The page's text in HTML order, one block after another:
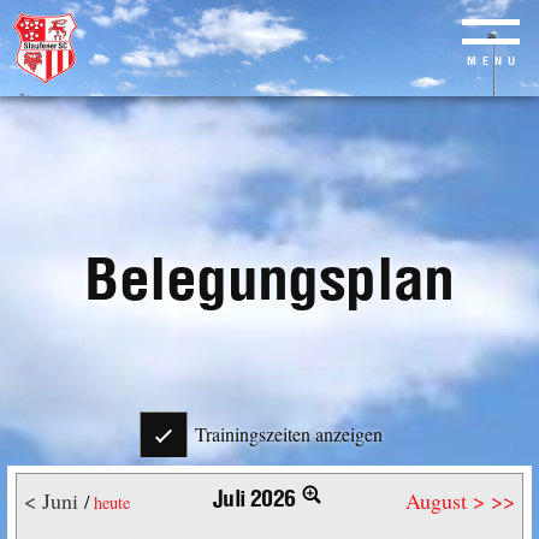
Skip
to
MENU
Belegungsplan
Trainingszeiten anzeigen
< Juni/heute Juli 2026 August > >>